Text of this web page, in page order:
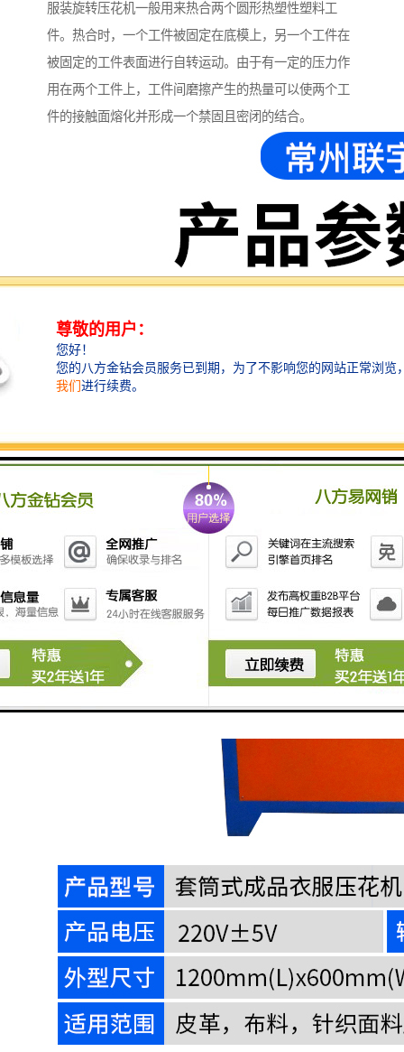
服装旋转压花机一般用来热合两个圆形热塑性塑料工
件。热合时，一个工件被固定在底模上，另一个工件在
被固定的工件表面进行自转运动。由于有一定的压力作
用在两个工件上，工件间磨擦产生的热量可以使两个工
件的接触面熔化并形成一个禁固且密闭的结合。